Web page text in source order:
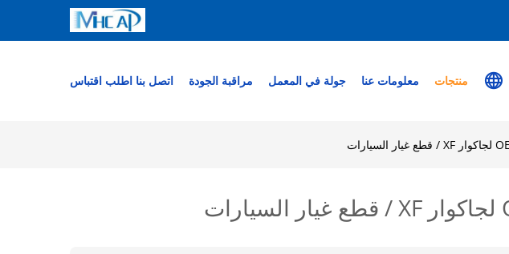
منتجات معلومات عنا جولة في المعمل مراقبة الجودة اتصل بنا اطلب اقتباس